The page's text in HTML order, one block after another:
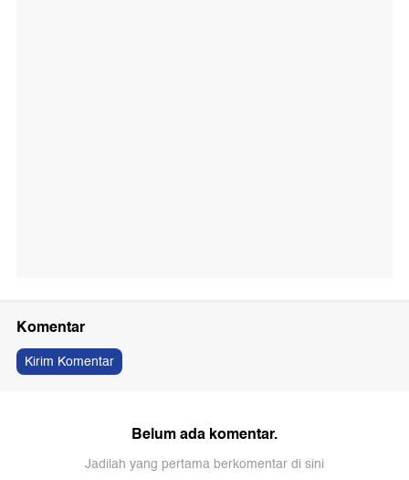
Komentar
Kirim Komentar
Belum ada komentar.
Jadilah yang pertama berkomentar di sini